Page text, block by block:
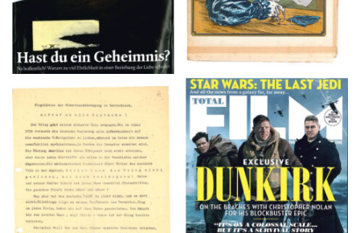
TOTAL FILM #260 –
SUMMER 2017
Flugblätter der Weissen
Rose – V, Januar 1943